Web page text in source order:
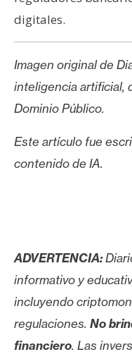
digitales.
Imagen original de
inteligencia artificial,
Dominio Público.
Este artículo fue
contenido de IA.
ADVERTENCIA:
informativo y
incluyendo
regulaciones. No
financiero. Las